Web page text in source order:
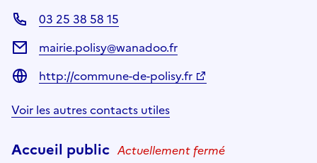
03 25 38 58 15
mairie.polisy@wanadoo.fr
http://commune-de-polisy.fr
Voir les autres contacts utiles
Accueil public Actuellement fermé